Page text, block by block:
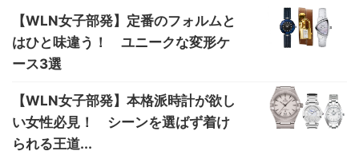
【WLN女子部発】定番のフォルムと
はひと味違う！ ユニークな変形ケ
ース3選
【WLN女子部発】本格派時計が欲し
い女性必見！ シーンを選ばず着け
られる王道...